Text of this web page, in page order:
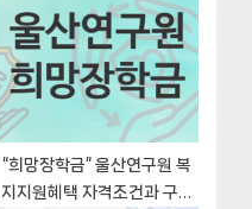
“희망장학금” 울산연구원 복
지지원혜택 자격조건과 구비